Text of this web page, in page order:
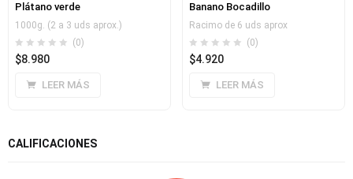
Plátano verde
1000g. (2 a 3 uds aprox.)
(0)
$8.980
LEER MÁS
Banano Bocadillo
Racimo de 6 uds aprox
(0)
$4.920
LEER MÁS
CALIFICACIONES